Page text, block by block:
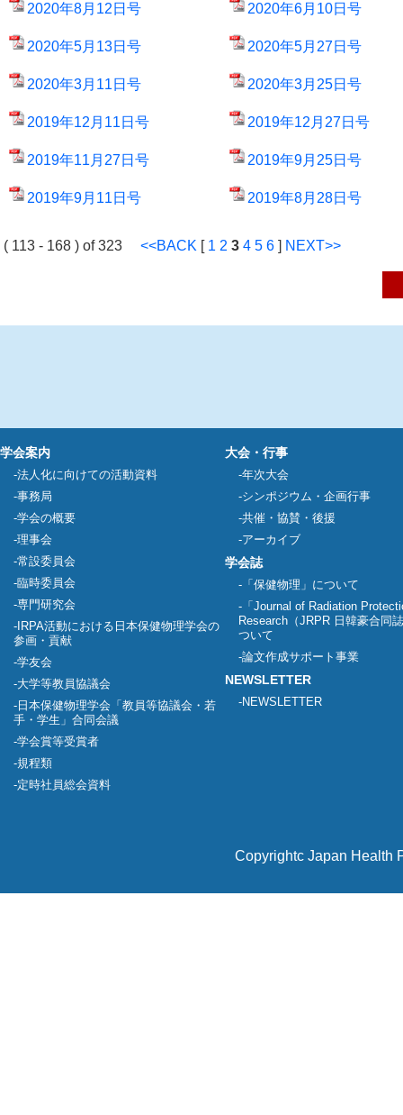
2020年8月12日号 2020年6月10日号
2020年5月13日号 2020年5月27日号
2020年3月11日号 2020年3月25日号
2019年12月11日号 2019年12月27日号
2019年11月27日号 2019年9月25日号
2019年9月11日号 2019年8月28日号
( 113 - 168 ) of 323 <<BACK [ 1 2 3 4 5 6 ] NEXT>>
学会案内
法人化に向けての活動資料
事務局
学会の概要
理事会
常設委員会
臨時委員会
専門研究会
IRPA活動における日本保健物理学会の
参画・貢献
学友会
大学等教員協議会
日本保健物理学会「教員等協議会・若
手・学生」合同会議
学会賞等受賞者
規程類
定時社員総会資料
大会・行事
年次大会
シンポジウム・企画行事
共催・協賛・後援
アーカイブ
学会誌
「保健物理」について
「Journal of Radiation
Research（JRPR 日韓豪合同
ついて
論文作成サポート事業
NEWSLETTER
NEWSLETTER
Copyrightc Japan Health